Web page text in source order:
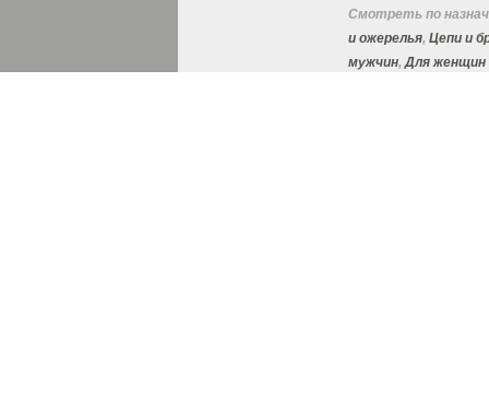
Смотреть по
и ожерелья, Цепи и
мужчин,Для женщин